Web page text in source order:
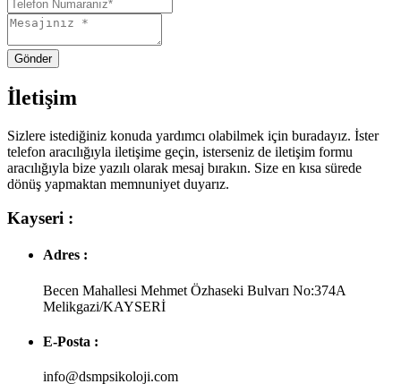
Gönder
İletişim
Sizlere istediğiniz konuda yardımcı olabilmek için buradayız. İster
telefon aracılığıyla iletişime geçin, isterseniz de iletişim formu
aracılığıyla bize yazılı olarak mesaj bırakın. Size en kısa sürede
dönüş yapmaktan memnuniyet duyarız.
Kayseri :
Adres :
Becen Mahallesi Mehmet Özhaseki Bulvarı No:374A
Melikgazi/KAYSERİ
E-Posta :
info@dsmpsikoloji.com